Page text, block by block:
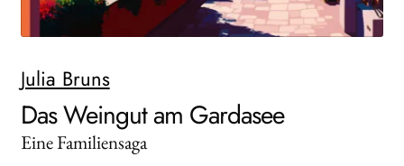
Julia Bruns
Das Weingut am Gardasee
Eine Familiensaga